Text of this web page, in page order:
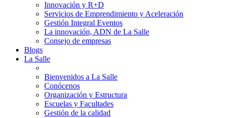
Innovación y R+D
Servicios de Emprendimiento y Aceleración
Gestión Integral Eventos
La innovación, ADN de La Salle
Consejo de empresas
Blogs
La Salle
Bienvenidos a La Salle
Conócenos
Organización y Estructura
Escuelas y Facultades
Gestión de la calidad